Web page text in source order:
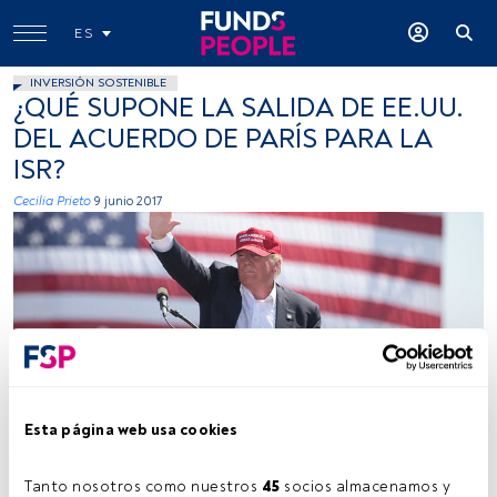
Esta página web usa cookies
Tanto nosotros como nuestros 45 socios almacenamos y
ES
INVERSIÓN SOSTENIBLE
¿QUÉ SUPONE LA SALIDA DE EE.UU.
DEL ACUERDO DE PARÍS PARA LA
ISR?
Cecilia Prieto 9 junio 2017
Tiempo lectura:5 min.